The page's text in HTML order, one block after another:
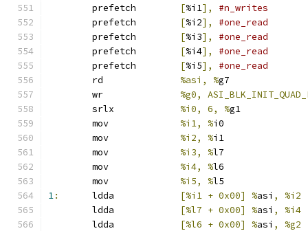
[%i1],
#n_writes
[%i2],
#one_read
[%i3],
#one_read
[%i4],
#one_read
[%i5],
#one_read
%asi, %g7
%g0,
%i0, 6, %g1
%i1, %i0
%i2, %i1
%i3, %l7
%i4, %l6
%i5, %l5
1: [%i1 + 0x00] %asi ,
[%l7 + 0x00] %asi ,
[%l6 + 0x00] %asi ,